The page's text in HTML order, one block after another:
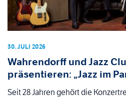
Wahrendorff und Jazz
präsentieren: „Jazz im
30. JULI 2026
Seit 28 Jahren gehört die